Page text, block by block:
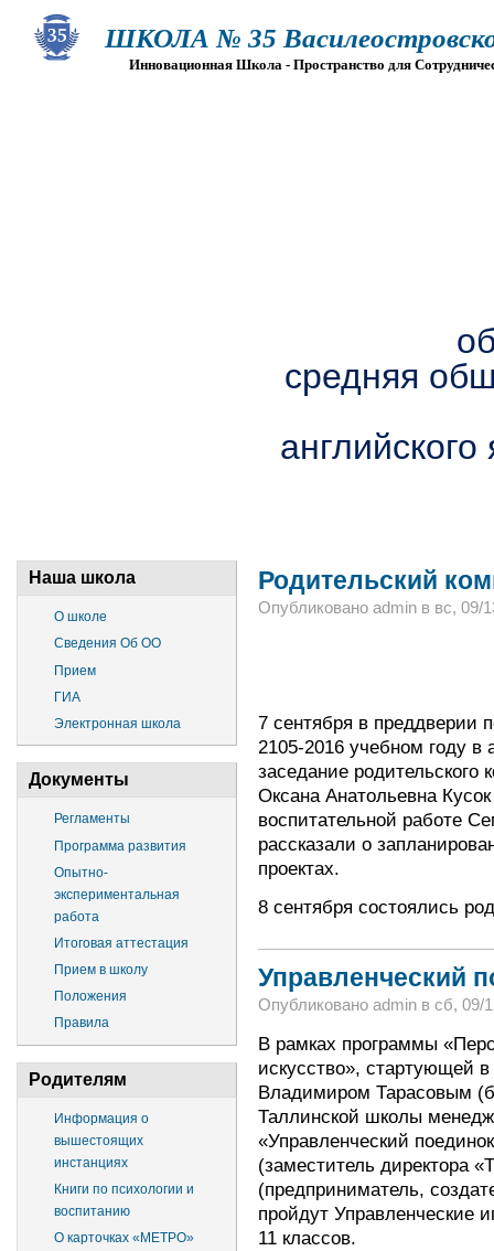
ШКОЛА № 35
Инновационная Школа - Пространство для
средняя
Наша школа
О школе
Сведения Об ОО
Прием
ГИА
Электронная школа
Документы
Регламенты
Программа развития
Опытно-
экспериментальная
работа
Итоговая аттестация
Прием в школу
Положения
Правила
Родителям
Информация о
вышестоящих
инстанциях
Книги по психологии и
воспитанию
О карточках «МЕТРО»
Родительский
Опубликовано admin в вс, 09/
7 сентября в преддверии
2105-2016 учебном году
заседание
Оксана Анатольевна
воспитательной работе
рассказали о
проектах.
8 сентября состоялись
Управленческий
Опубликовано admin в сб, 09/
В рамках программы
искусство», стартующей
Владимиром Тарасовым
Таллинской школы
«Управленческий
(заместитель директора
(предприниматель,
пройдут Управленческие
11 классов.